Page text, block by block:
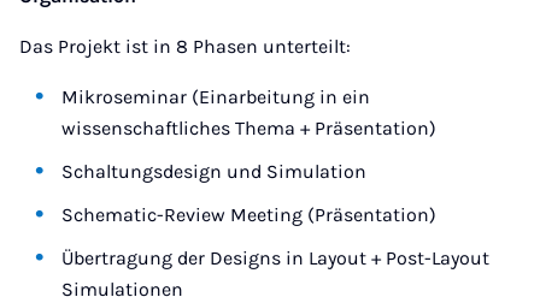
Das Projekt ist in 8 Phasen unterteilt:
Mikroseminar (Einarbeitung in ein
wissenschaftliches Thema + Präsentation)
Schaltungsdesign und Simulation
Schematic-Review Meeting (Präsentation)
Übertragung der Designs in Layout + Post-Layout
Simulationen